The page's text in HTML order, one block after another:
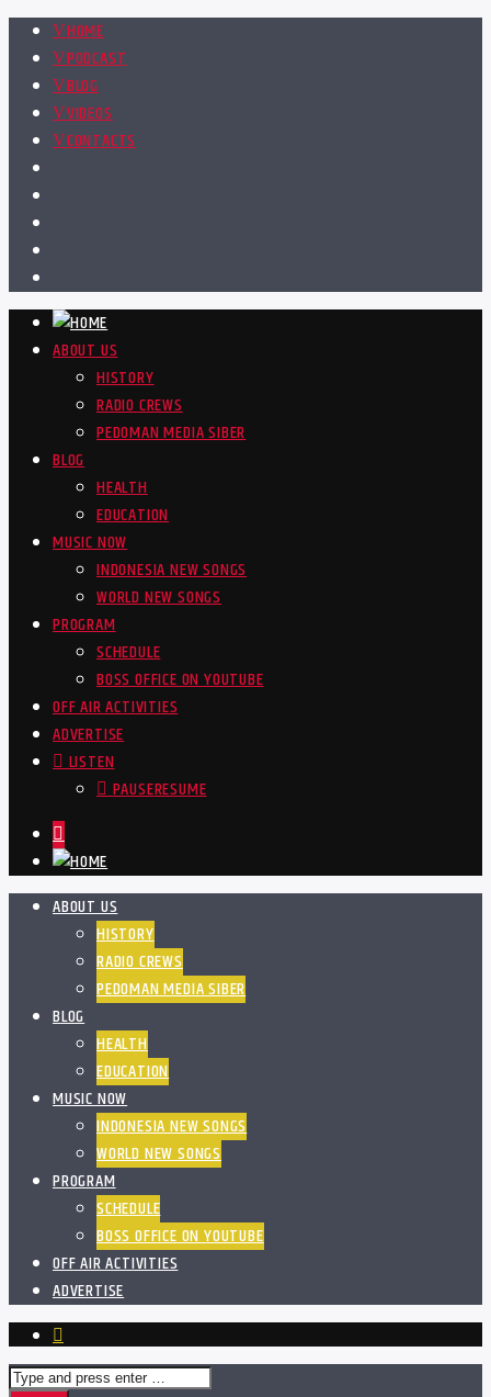
HOME
PODCAST
BLOG
VIDEOS
CONTACTS
ABOUT US
HISTORY
RADIO CREWS
PEDOMAN MEDIA SIBER
BLOG
HEALTH
EDUCATION
MUSIC NOW
INDONESIA NEW SONGS
WORLD NEW SONGS
PROGRAM
SCHEDULE
BOSS OFFICE ON YOUTUBE
OFF AIR ACTIVITIES
ADVERTISE
LISTEN
PAUSERESUME
ABOUT US
HISTORY
RADIO CREWS
PEDOMAN MEDIA SIBER
BLOG
HEALTH
EDUCATION
MUSIC NOW
INDONESIA NEW SONGS
WORLD NEW SONGS
PROGRAM
SCHEDULE
BOSS OFFICE ON YOUTUBE
OFF AIR ACTIVITIES
ADVERTISE